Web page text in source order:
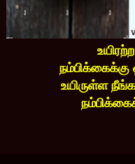
உயிருள்ள